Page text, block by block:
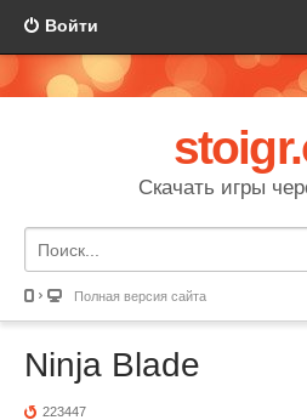
Войти
Скачать игры
Полная версия сайта
Ninja Blade
223447